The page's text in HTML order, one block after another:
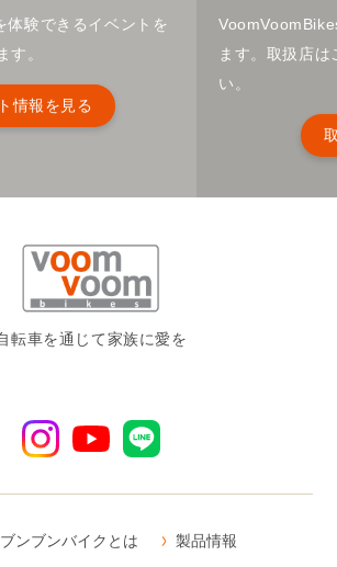
体験できるイベントを
す。
情報を見る
ます。取扱店
い。
転車を通じて家族に愛を
ブンブンバイクとは 製品情報